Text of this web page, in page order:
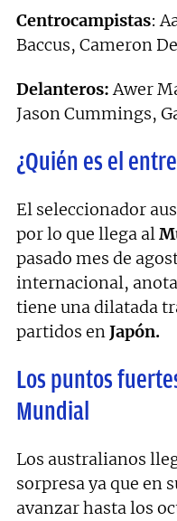
Centrocampistas:
Baccus, Cameron
Delanteros:Awer
Jason Cummings,
¿Quién es el
El seleccionador
por lo que llega al
pasado mes de
internacional,
tiene una dilatada
partidos enJapón.
Los puntos
Mundial
Los australianos
sorpresa ya que en
avanzar hasta los